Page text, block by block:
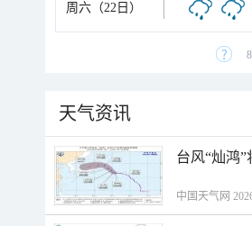
周六（22日）
天气资讯
台风“灿鸿
中国天气网